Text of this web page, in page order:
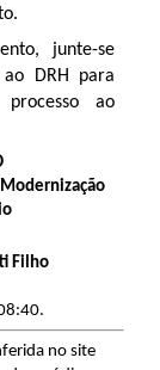
junte-se
DRH para
ao
Filho
no site